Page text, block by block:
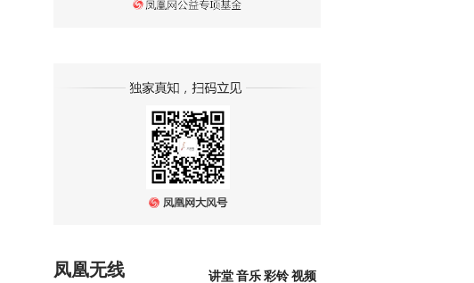
讲堂 音乐 彩铃 视频
凤凰无线